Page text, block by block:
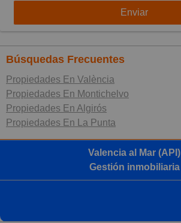
Enviar
Búsquedas Frecuentes
Propiedades En València
Propiedades En Montichelvo
Propiedades En Algirós
Propiedades En La Punta
Valencia al Mar (API)
Gestión inmobiliaria